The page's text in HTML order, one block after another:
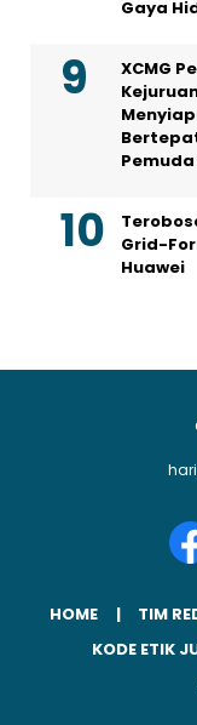
Gaya
XCMG
Grid-
Huawei
HOME TIM
KODE ETIK